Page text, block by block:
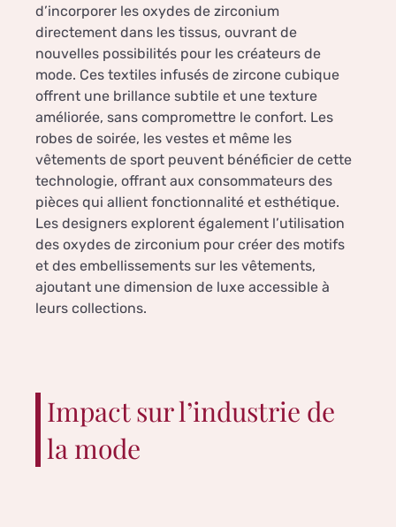
d’incorporer les oxydes de zirconium
directement dans les tissus, ouvrant de
nouvelles possibilités pour les créateurs de
mode. Ces textiles infusés de zircone cubique
offrent une brillance subtile et une texture
améliorée, sans compromettre le confort. Les
robes de soirée, les vestes et même les
vêtements de sport peuvent bénéficier de cette
technologie, offrant aux consommateurs des
pièces qui allient fonctionnalité et esthétique.
Les designers explorent également l’utilisation
des oxydes de zirconium pour créer des motifs
et des embellissements sur les vêtements,
ajoutant une dimension de luxe accessible à
leurs collections.
Impact sur l’industrie de
la mode